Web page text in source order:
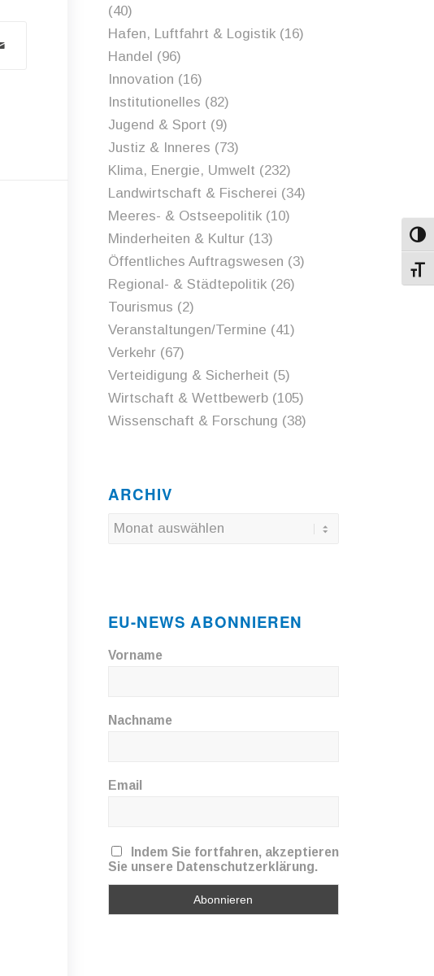
(40)
Hafen, Luftfahrt & Logistik(16)
Handel (96)
Innovation (16)
Institutionelles (82)
Jugend & Sport (9)
Justiz & Inneres (73)
Klima, Energie, Umwelt (232)
Landwirtschaft & Fischerei (34)
Meeres- & Ostseepolitik(10)
Minderheiten & Kultur(13)
Öffentliches Auftragswesen (3)
Regional- & Städtepolitik(26)
Tourismus (2)
Veranstaltungen/Termine (41)
Verkehr(67)
Verteidigung & Sicherheit (5)
Wirtschaft & Wettbewerb(105)
Wissenschaft & Forschung (38)
ARCHIV
EU-NEWS ABONNIEREN
Vorname
Nachname
Email
Indem Sie fortfahren, akzeptieren
Sie unsere Datenschutzerklärung.